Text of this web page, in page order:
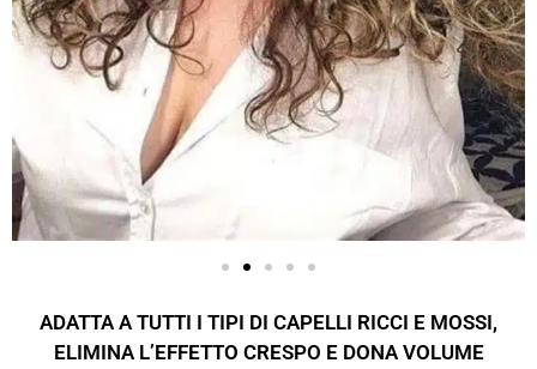
ADATTA A TUTTI I TIPI DI CAPELLI RICCI E MOSSI,
ELIMINA L’EFFETTO CRESPO E DONA VOLUME